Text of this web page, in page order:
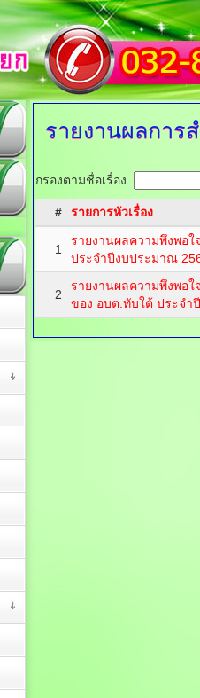
รายงานผลการ
กรองตามชื่อเรื่อง
# รายการหัวเรื่อง
1
รายงานผลความพึงพอ
ประจำปีงบประมาณ
2
รายงานผลความพึงพอ
ของ อบต.ทับใต้ ประจำ